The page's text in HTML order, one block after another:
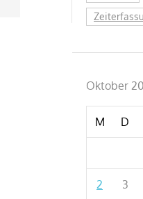
Oktober
M D
2 3